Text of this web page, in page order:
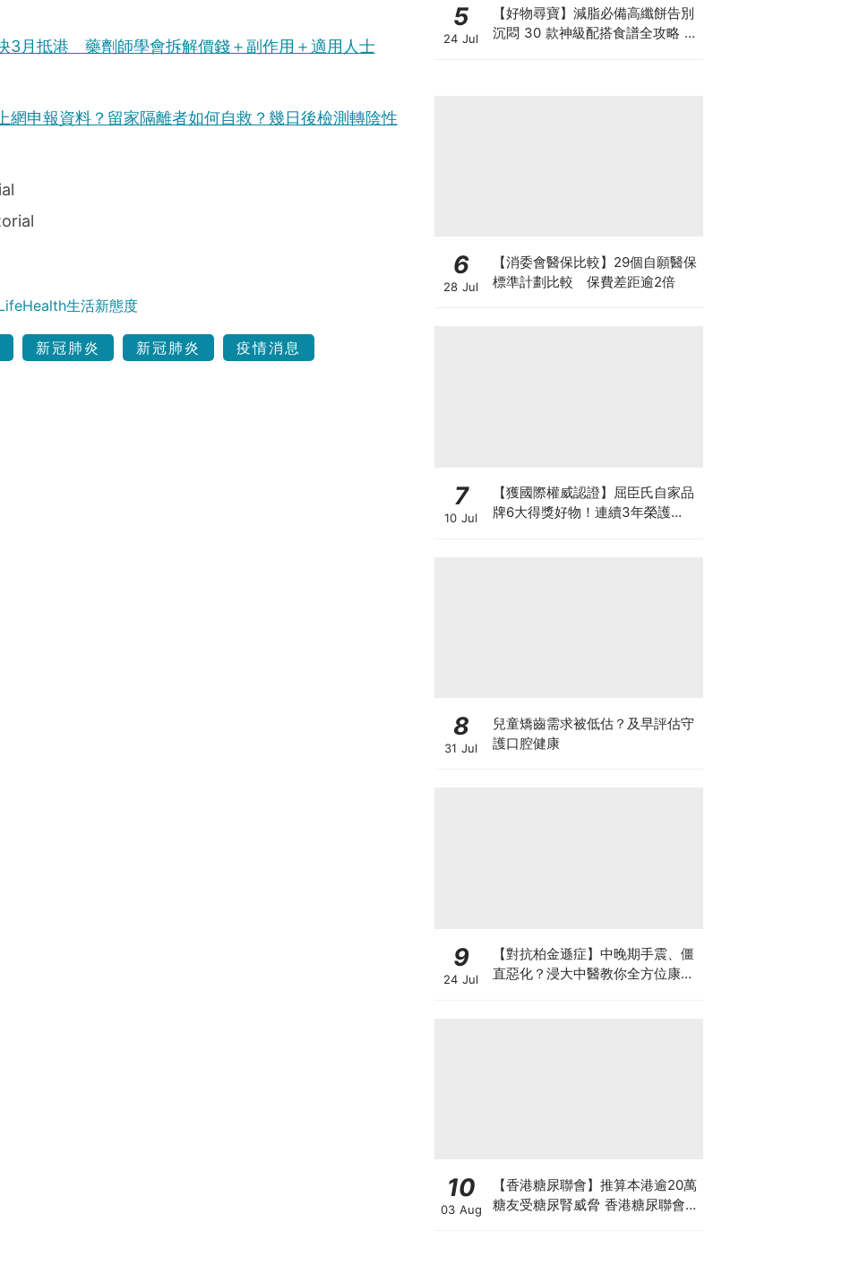
3月抵港 藥劑師學會拆解價錢＋副作用＋適用人士
網申報資料？留家隔離者如何自救？幾日後檢測轉陰性
生活新態度
新冠肺炎 新冠肺炎
疫情消息
5
24 Jul
【好物尋寶】減脂必備高纖餅告別
沉悶 30 款神級配搭食譜全攻略 日
6
28 Jul
【消委會醫保比較】29個自願醫保
標準計劃比較 保費差距逾2倍
7
10 Jul
【獲國際權威認證】屈臣氏自家品
牌6大得獎好物！連續3年榮護
8
31 Jul
兒童矯齒需求被低估？及早評估守
護口腔健康
9
24 Jul
【對抗柏金遜症】中晚期手震、僵
直惡化？浸大中醫教你全方位康復
10
03 Aug
【香港糖尿聯會】推算本港逾20萬
糖友受糖尿腎威脅 香港糖尿聯會